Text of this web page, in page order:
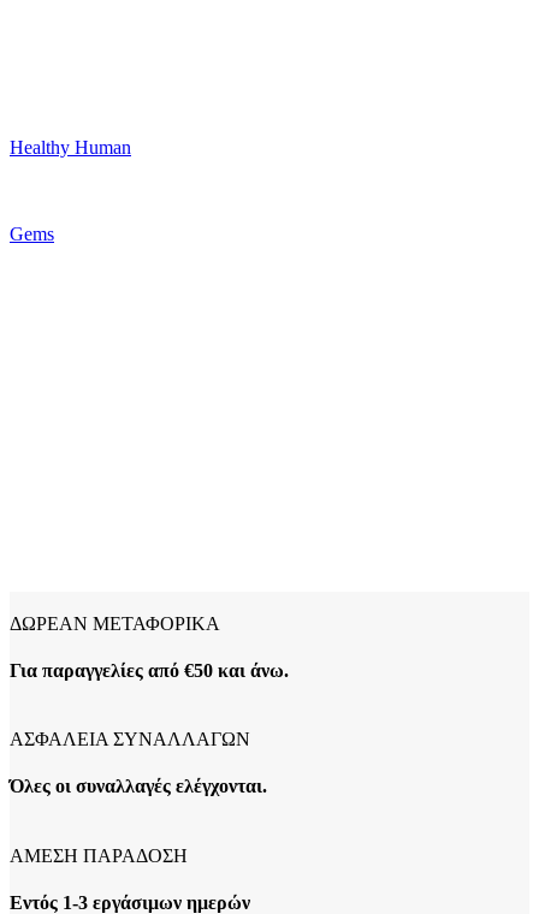
Healthy Human
Gems
ΔΩΡΕΑΝ ΜΕΤΑΦΟΡΙΚΑ
Για παραγγελίες από €50 και άνω.
ΑΣΦΑΛΕΙΑ ΣΥΝΑΛΛΑΓΩΝ
Όλες οι συναλλαγές ελέγχονται.
ΑΜΕΣΗ ΠΑΡΑΔΟΣΗ
Εντός 1-3 εργάσιμων ημερών